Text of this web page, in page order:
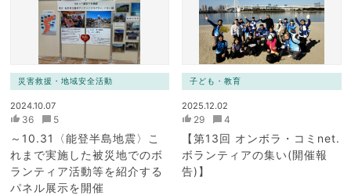
災害救援・地域安全活動
2024.10.07
36 5
～10.31〈能登半島地震〉こ
れまで実施した被災地でのボ
ランティア活動等を紹介する
パネル展示を開催
子ども・教育
2025.12.02
29 4
【第13回 オンボラ・コミnet.
ボランティアの集い(開催報
告)】